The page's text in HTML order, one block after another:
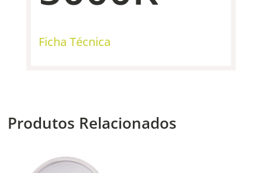
Ficha Técnica
Produtos Relacionados